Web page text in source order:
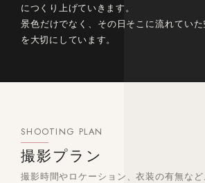
につくり上げていきます。
景色だけでなく、その日そこに流れてい
を大切にしています。
SHOOTING PLAN
撮影プラン
撮影時間やロケーション、衣装の有無な